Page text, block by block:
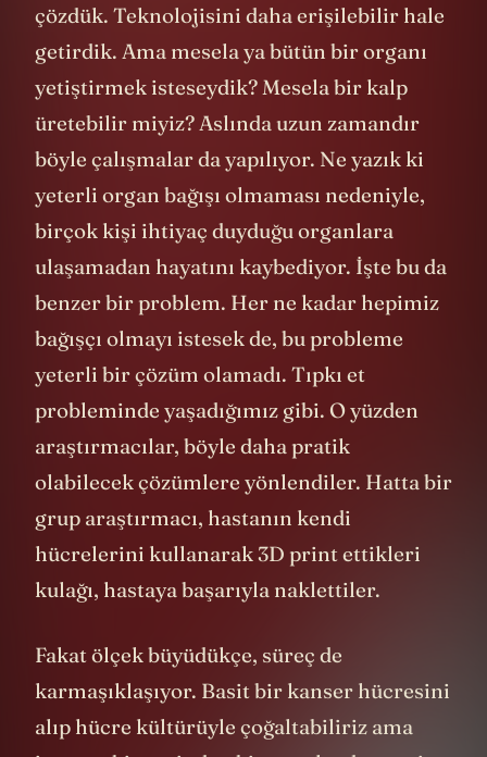
çözdük. Teknolojisini daha erişilebilir hale
getirdik. Ama mesela ya bütün bir organı
yetiştirmek isteseydik? Mesela bir kalp
üretebilir miyiz? Aslında uzun zamandır
böyle çalışmalar da yapılıyor. Ne yazık ki
yeterli organ bağışı olmaması nedeniyle,
birçok kişi ihtiyaç duyduğu organlara
ulaşamadan hayatını kaybediyor. İşte bu da
benzer bir problem. Her ne kadar hepimiz
bağışçı olmayı istesek de, bu probleme
yeterli bir çözüm olamadı. Tıpkı et
probleminde yaşadığımız gibi. O yüzden
araştırmacılar, böyle daha pratik
olabilecek çözümlere yönlendiler. Hatta bir
grup araştırmacı, hastanın kendi
hücrelerini kullanarak 3D print ettikleri
kulağı, hastaya başarıyla naklettiler.
Fakat ölçek büyüdükçe, süreç de
karmaşıklaşıyor. Basit bir kanser hücresini
alıp hücre kültürüyle çoğaltabiliriz ama